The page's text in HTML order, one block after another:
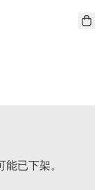
已下架。